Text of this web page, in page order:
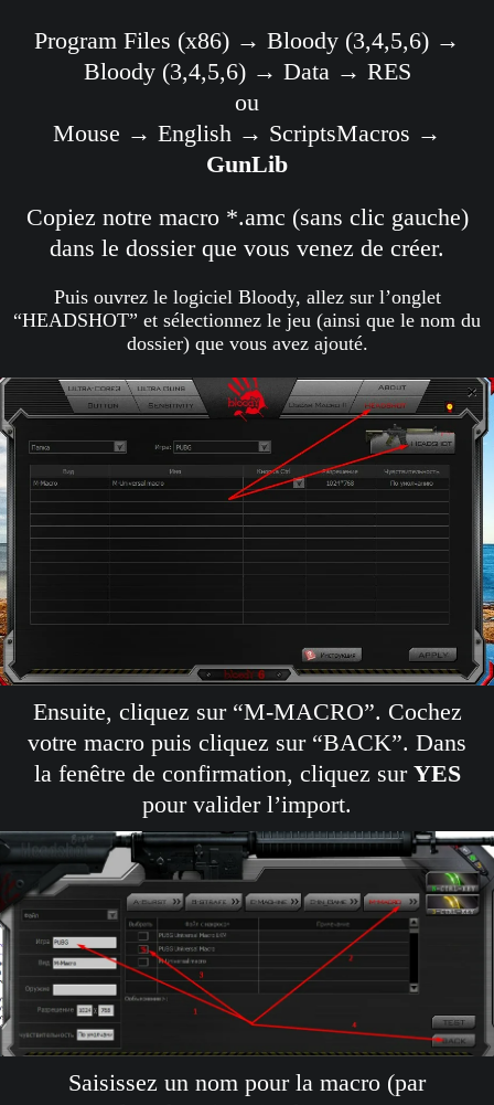
Program Files (x86) → Bloody (3,4,5,6) →
Bloody (3,4,5,6) → Data → RES
ou
Mouse → English → ScriptsMacros →
GunLib
Copiez notre macro *.amc (sans clic gauche)
dans le dossier que vous venez de créer.
Puis ouvrez le logiciel Bloody, allez sur l’onglet
“HEADSHOT” et sélectionnez le jeu (ainsi que le nom du
dossier) que vous avez ajouté.
Ensuite, cliquez sur “M-MACRO”. Cochez
votre macro puis cliquez sur “BACK”. Dans
la fenêtre de confirmation, cliquez sur YES
pour valider l’import.
Saisissez un nom pour la macro (par